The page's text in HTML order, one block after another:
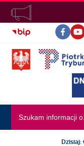
INFORMACJI
PUBLICZNEJ